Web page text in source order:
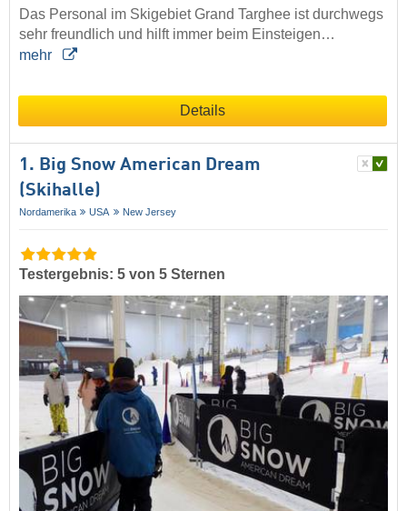
Das Personal im Skigebiet Grand Targhee ist durchwegs
sehr freundlich und hilft immer beim Einsteigen…
mehr
Details
1. Big Snow American Dream
(Skihalle)
Nordamerika USA New Jersey
Testergebnis: 5 von 5 Sternen